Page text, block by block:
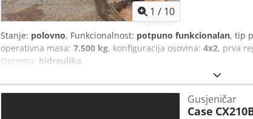
1 / 10
Stanje: polovno, Funkcionalnost: potpuno funkcionalan, tip
operativna masa: 7.500 kg, konfiguracija osovina: 4x2, prva
Oprema: hidraulika,
Gusjeničar
Case